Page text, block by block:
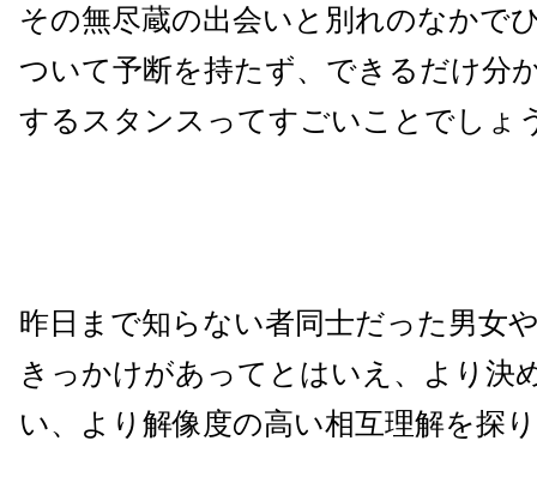
その無尽蔵の出会いと別れのなかで
ついて予断を持たず、できるだけ分
するスタンスってすごいことでしょ
昨日まで知らない者同士だった男女
きっかけがあってとはいえ、より決
い、より解像度の高い相互理解を探